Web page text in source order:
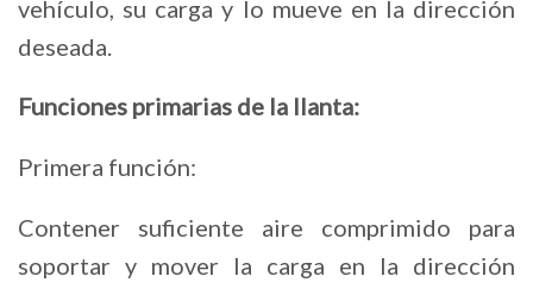
vehículo, su carga y lo mueve en la dirección
deseada.
Funciones primarias de la llanta:
Primera función:
Contener suficiente aire comprimido para
soportar y mover la carga en la dirección